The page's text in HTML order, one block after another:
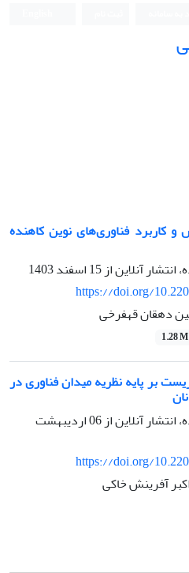
کاربرد فناوری‌های نوین کاهنده
انتشار آنلاین از15 اسفند 1403
https://doi.org/
دهقان قهفرخی
1.28 M
بر پایه نظریه میدان فناوری در
انتشار آنلاین از
06 اردیبهشت
https://doi.org/
آفرینش خاکی